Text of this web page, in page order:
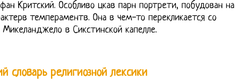
Критский. Особливо цкав парн портрети, побудован на
темпераментв. Она в чем-то перекликается со
в Сикстинской капелле.
словарь религиозной лексики